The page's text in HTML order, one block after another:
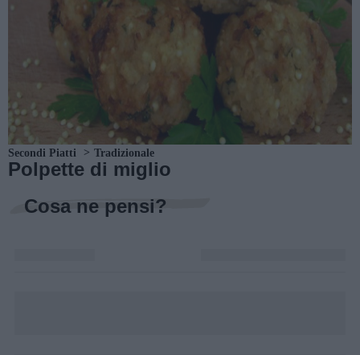
Secondi Piatti Tradizionale
Polpette di miglio
Cosa ne pensi?